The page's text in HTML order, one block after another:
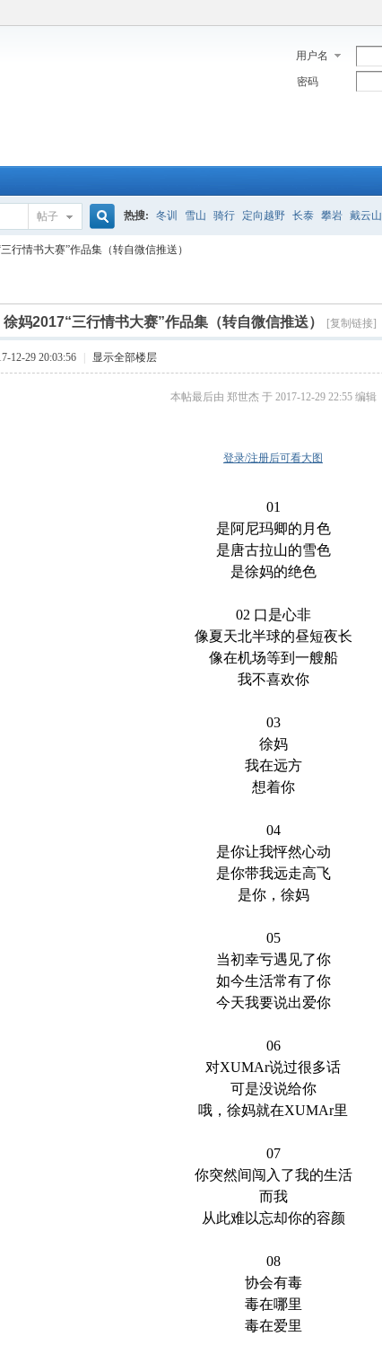
用户名
密码
帖子
搜
索
热搜: 冬训 雪山 骑行 定向越野 长泰 攀岩 戴云山
行情书大赛”作品集（转自微信推送）
徐妈2017“三行情书大赛”作品集（转自微信推送） [复制链接]
12-29 20:03:56 显示全部楼层
本帖最后由 郑世杰 于 2017-12-29 22:55 编辑
登录/注册后可看大图
01
是阿尼玛卿的月色
是唐古拉山的雪色
是徐妈的绝色
02 口是心非
像夏天北半球的昼短夜长
像在机场等到一艘船
我不喜欢你
03
徐妈
我在远方
想着你
04
是你让我怦然心动
是你带我远走高飞
是你，徐妈
05
当初幸亏遇见了你
如今生活常有了你
今天我要说出爱你
06
对XUMAr说过很多话
可是没说给你
哦，徐妈就在XUMAr里
07
你突然间闯入了我的生活
而我
从此难以忘却你的容颜
08
协会有毒
毒在哪里
毒在爱里